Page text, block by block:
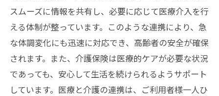
スムーズに情報を共有し、必要に応じて医療介入を行
える体制が整っています。このような連携により、急
な体調変化にも迅速に対応でき、高齢者の安全が確保
されます。また、介護保険は医療的ケアが必要な状況
であっても、安心して生活を続けられるようサポート
しています。医療と介護の連携は、ご利用者様一人ひ